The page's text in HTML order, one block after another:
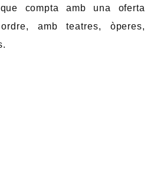
compta amb una oferta
amb teatres, òperes,